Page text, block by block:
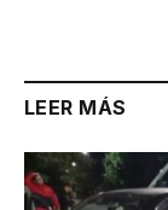
LEER MÁS